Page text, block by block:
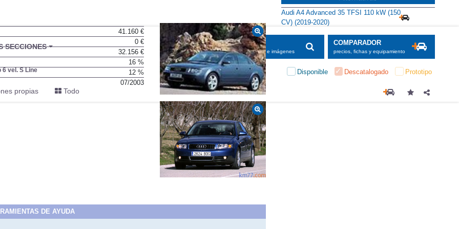
SECCIONES BUSCADOR
informaciones, fichas e imágenes
COMPARADOR
precios, fichas y equipamiento
6 vel. S Line Disponible Descatalogado Prototipo
propias Todo
41.160 €
0 €
32.156 €
16 %
12 %
07/2003
DE AYUDA
Audi A4 Advanced 35 TFSI 110 kW (150
CV) (2019-2020)